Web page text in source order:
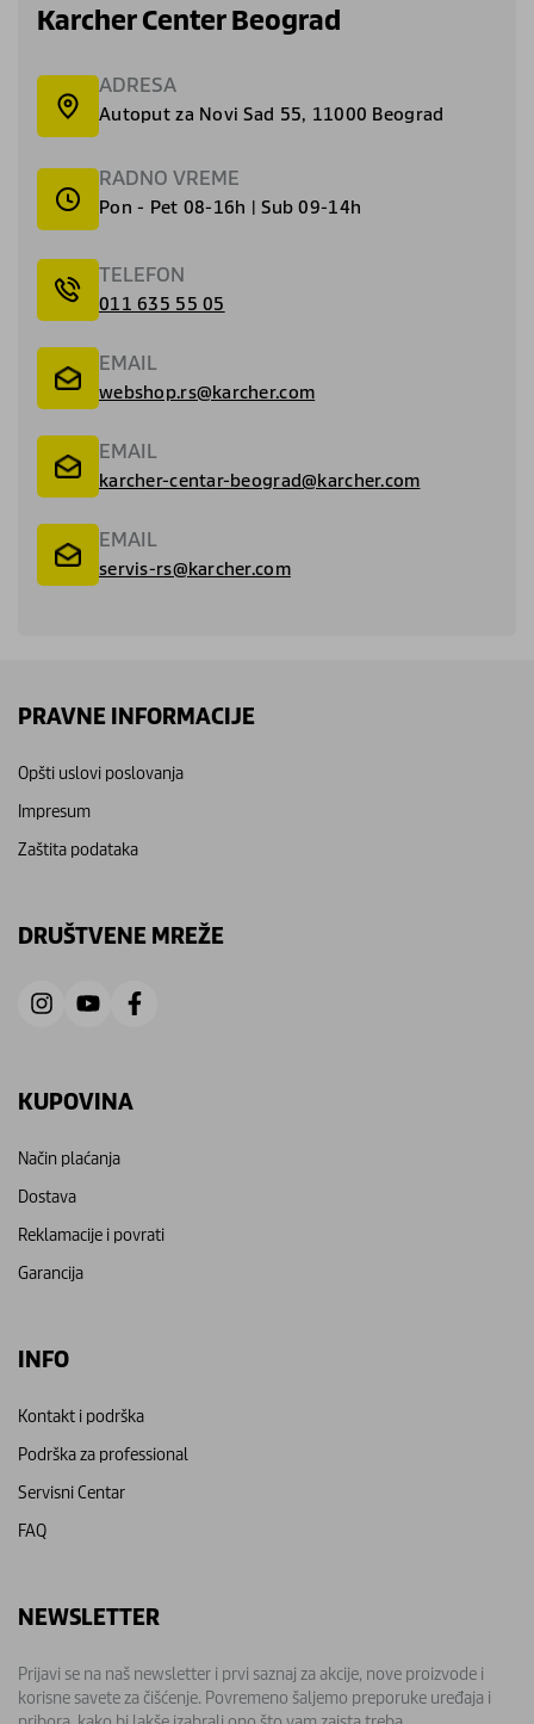
Karcher Center Beograd
ADRESA
Autoput za Novi Sad 55, 11000 Beograd
RADNO VREME
Pon - Pet 08-16h | Sub 09-14h
TELEFON
011 635 55 05
EMAIL
webshop.rs@karcher.com
EMAIL
karcher-centar-beograd@karcher.com
EMAIL
servis-rs@karcher.com
PRAVNE INFORMACIJE
Opšti uslovi poslovanja
Impresum
Zaštita podataka
DRUŠTVENE MREŽE
KUPOVINA
Način plaćanja
Dostava
Reklamacije i povrati
Garancija
INFO
Kontakt i podrška
Podrška za professional
Servisni Centar
FAQ
NEWSLETTER
Prijavi se na naš newsletter i prvi saznaj za akcije, nove proizvode i
korisne savete za čišćenje. Povremeno šaljemo preporuke uređaja i